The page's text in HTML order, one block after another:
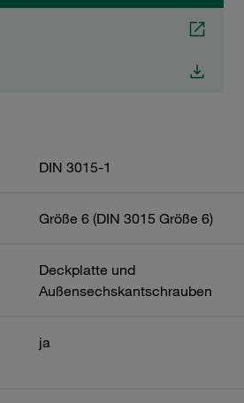
DIN 3015-1
Größe 6 (DIN 3015 Größe 6)
Deckplatte und
Außensechskantschrauben
ja